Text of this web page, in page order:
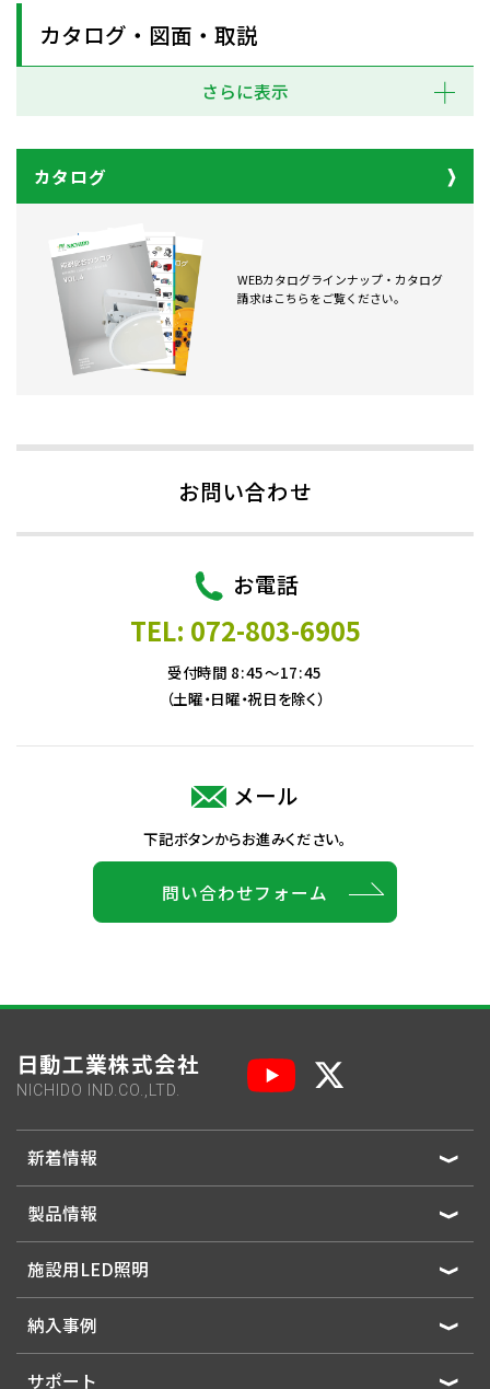
カタログ・図面・取説
さらに表示
カタログ
WEBカタログラインナップ・カタログ
請求はこちらをご覧ください。
お問い合わせ
お電話
TEL: 072-803-6905
受付時間 8:45～17:45
（土曜・日曜・祝日を除く）
メール
下記ボタンからお進みください。
問い合わせフォーム
日動工業株式会社
NICHIDO IND.CO.,LTD.
新着情報
製品情報
施設用LED照明
納入事例
サポート